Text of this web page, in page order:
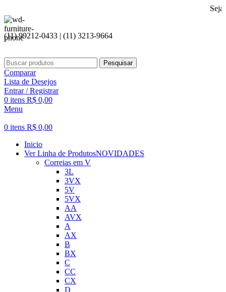
Seja bem
(11) 99212-0433 | (11) 3213-9664
Pesquisar
Comparar
Lista de Desejos
Entrar / Registrar
0 itens R$ 0,00
Menu
0 itens R$ 0,00
Inicio
Ver Linha de ProdutosNOVIDADES
Correias em V
3L
3VX
5V
5VX
AA
AVX
A
AX
B
BX
C
CC
CX
D